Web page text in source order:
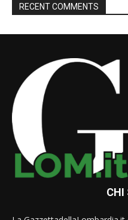
RECENT COMMENTS
CHI